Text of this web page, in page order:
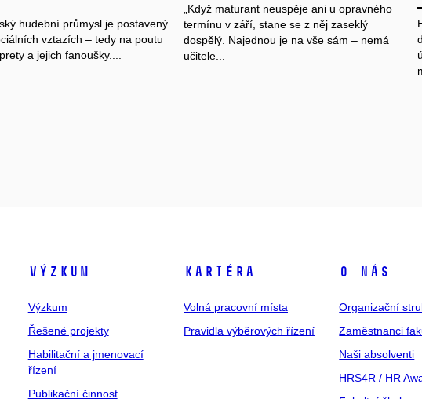
hudební průmysl je postavený
vztazích – tedy na poutu
a jejich fanoušky....
„Když maturant neuspěje ani u opravného
termínu v září, stane se z něj zaseklý
dospělý. Najednou je na vše sám – nemá
učitele...
Výzkum
Výzkum
Řešené projekty
Habilitační a jmenovací
řízení
Publikační činnost
Kariéra
Volná pracovní místa
Pravidla výběrových řízení
O nás
Organizační
Zaměstnanci
Naši absolventi
HRS4R / HR